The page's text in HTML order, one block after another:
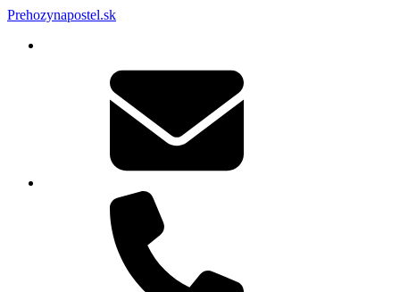
Prehozynapostel.sk